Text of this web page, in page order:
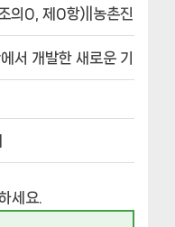
의0, 제0항)||농촌진흥법
서 개발한 새로운 기술을
세요.